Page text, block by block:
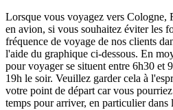
Lorsque vous voyagez vers Cologne,
en avion, si vous souhaitez éviter les
fréquence de voyage de nos clients
l'aide du graphique ci-dessous. En
pour voyager se situent entre 6h30 et
19h le soir. Veuillez garder cela à
votre point de départ car vous
temps pour arriver, en particulier dans